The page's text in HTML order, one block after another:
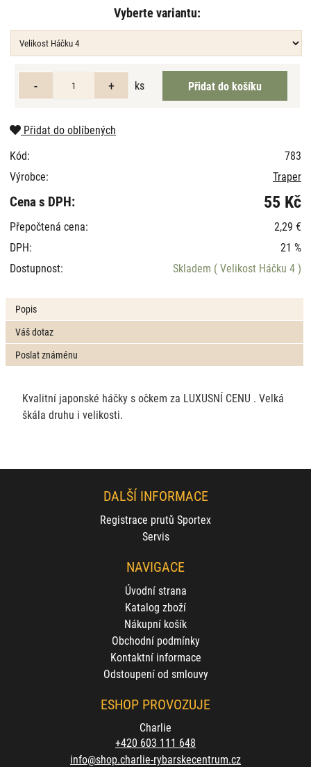
Vyberte variantu:
ks
Přidat do oblíbených
Kód:
783
Výrobce:
Traper
Cena s DPH: 55 Kč
Přepočtená cena:
2,29 €
DPH:
21 %
Dostupnost:
Skladem ( Velikost Háčku 4 )
Popis
Váš dotaz
Poslat známénu
Kvalitní japonské háčky s očkem za LUXUSNÍ CENU . Velká
škála druhu i velikosti.
DALŠÍ INFORMACE
Registrace prutů Sportex
Servis
NAVIGACE
Úvodní strana
Katalog zboží
Nákupní košík
Obchodní podmínky
Kontaktní informace
Odstoupení od smlouvy
ESHOP PROVOZUJE
Charlie
+420 603 111 648
info@shop.charlie-rybarskecentrum.cz